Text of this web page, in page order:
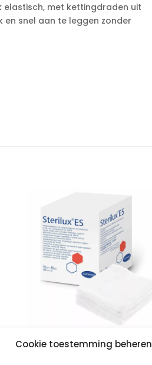
Cookie toestemming beheren
elastisch, met kettingdraden uit
en snel aan te leggen zonder
STERILUX ES